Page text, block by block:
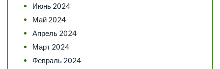
Июнь 2024
Май 2024
Апрель 2024
Март 2024
Февраль 2024